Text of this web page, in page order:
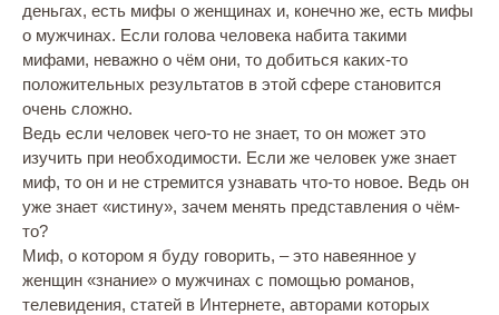
деньгах, есть мифы о женщинах и, конечно же, есть мифы
о мужчинах. Если голова человека набита такими
мифами, неважно о чём они, то добиться каких-то
положительных результатов в этой сфере становится
очень сложно.
Ведь если человек чего-то не знает, то он может это
изучить при необходимости. Если же человек уже знает
миф, то он и не стремится узнавать что-то новое. Ведь он
уже знает «истину», зачем менять представления о чём-
то?
Миф, о котором я буду говорить, – это навеянное у
женщин «знание» о мужчинах с помощью романов,
телевидения, статей в Интернете, авторами которых